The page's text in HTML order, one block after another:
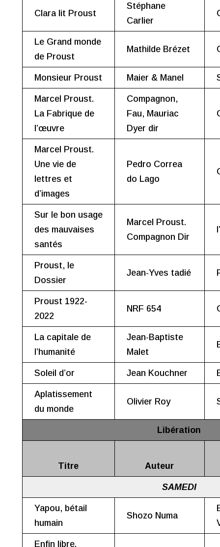
Clara lit Proust
Stéphane
Carlier
Le Grand monde
de Proust
Mathilde Brézet
Monsieur Proust Maier & Manel
Marcel Proust.
La Fabrique de
l’œuvre
Compagnon,
Fau, Mauriac
Dyer dir
Marcel Proust.
Une vie de
lettres et
d’images
Pedro Correa
do Lago
Sur le bon usage
des mauvaises
santés
Marcel Proust.
Compagnon Dir
Proust, le
Dossier
Jean-Yves tadié
Proust 1922-
2022
NRF 654
La capitale de
l’humanité
Jean-Baptiste
Malet
Soleil d’or Jean Kouchner
Aplatissement
du monde
Olivier Roy
Libération
Titre Auteur
SAMEDI
Yapou, bétail
humain
Shozo Numa
Enfin libre.